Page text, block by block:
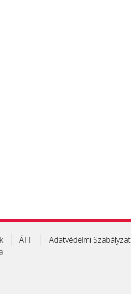
ÁFF Adatvédelmi Szabályzat